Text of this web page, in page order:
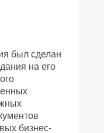
был сделан
на его
бизнес-